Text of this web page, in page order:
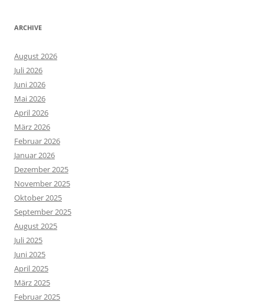
ARCHIVE
August 2026
Juli 2026
Juni 2026
Mai 2026
April 2026
März 2026
Februar 2026
Januar 2026
Dezember 2025
November 2025
Oktober 2025
September 2025
August 2025
Juli 2025
Juni 2025
April 2025
März 2025
Februar 2025